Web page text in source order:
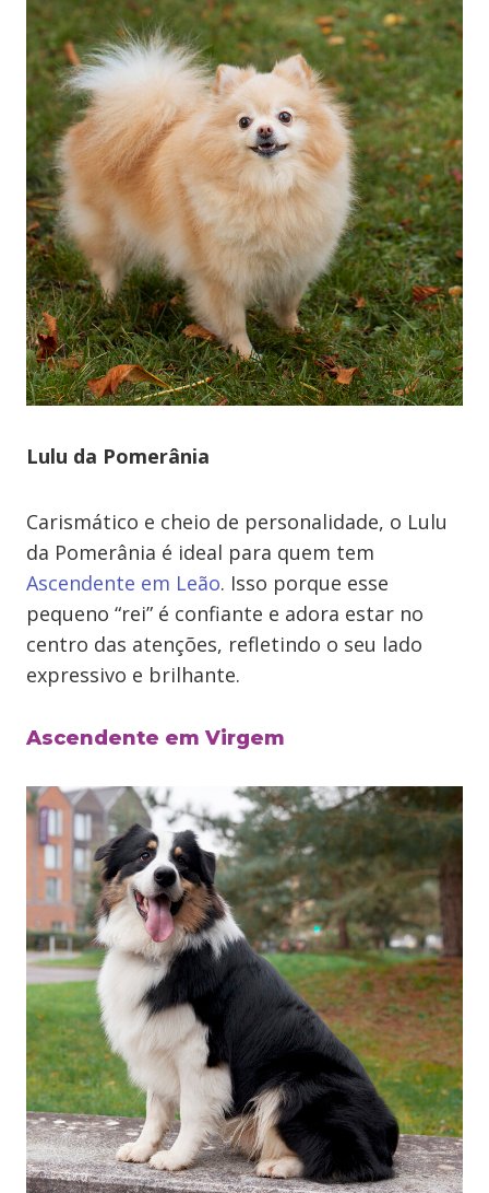
Lulu da Pomerânia
Carismático e cheio de personalidade, o Lulu
da Pomerânia é ideal para quem tem
Ascendente em Leão. Isso porque esse
pequeno “rei” é confiante e adora estar no
centro das atenções, refletindo o seu lado
expressivo e brilhante.
Ascendente em Virgem